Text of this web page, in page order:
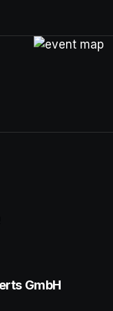
in a new tab)
in a new tab)
GmbH